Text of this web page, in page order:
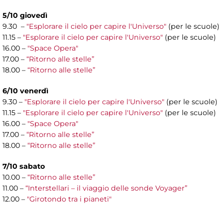
5/10 giovedì
9.30 – "Esplorare il cielo per capire l'Universo" (per le scuole)
11.15 – "Esplorare il cielo per capire l'Universo" (per le scuole)
16.00 – "Space Opera"
17.00 – “Ritorno alle stelle”
18.00 – “Ritorno alle stelle”
6/10 venerdì
9.30 – "Esplorare il cielo per capire l'Universo" (per le scuole)
11.15 – "Esplorare il cielo per capire l'Universo" (per le scuole)
16.00 – "Space Opera"
17.00 – “Ritorno alle stelle”
18.00 – “Ritorno alle stelle”
7/10 sabato
10.00 – “Ritorno alle stelle”
11.00 – “Interstellari – il viaggio delle sonde Voyager”
12.00 – "Girotondo tra i pianeti"